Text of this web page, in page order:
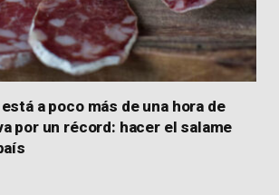
a poco más de una hora de
por un récord: hacer el salame